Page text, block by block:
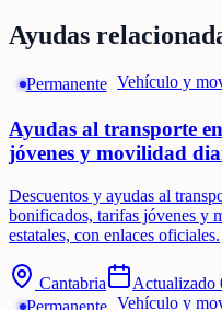
Ayudas
Permanente Vehículo y
Ayudas al transporte
jóvenes y movilidad
Descuentos y ayudas al
bonificados, tarifas jóvenes y
estatales, con enlaces oficiales.
Cantabria Actualizado
Permanente Vehículo y